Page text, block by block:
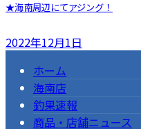
★海南周辺にてアジング！
2022年12月1日
ホーム
海南店
釣果速報
商品・店舗ニュース